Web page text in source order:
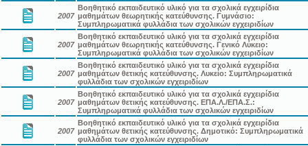
2007
Βοηθητικό εκπαιδευτικό υλικό για τα σχολικά εγχειρίδια
μαθημάτων θεωρητικής κατεύθυνσης. Γυμνάσιο:
Συμπληρωματικά φυλλάδια των σχολικών εγχειριδίων
2007
Βοηθητικό εκπαιδευτικό υλικό για τα σχολικά εγχειρίδια
μαθημάτων θεωρητικής κατεύθυνσης. Γενικό Λύκειο:
Συμπληρωματικά φυλλάδια των σχολικών εγχειριδίων
2007
Βοηθητικό εκπαιδευτικό υλικό για τα σχολικά εγχειρίδια
μαθημάτων θετικής κατεύθυνσης. Λυκείο: Συμπληρωματικά
φυλλάδια των σχολικών εγχειριδίων
2007
Βοηθητικό εκπαιδευτικό υλικό για τα σχολικά εγχειρίδια
μαθημάτων θετικής κατεύθυνσης. ΕΠΑ.Λ./ΕΠΑ.Σ.:
Συμπληρωματικά φυλλάδια των σχολικών εγχειριδίων
2007
Βοηθητικό εκπαιδευτικό υλικό για τα σχολικά εγχειρίδια
μαθημάτων θετικής κατεύθυνσης. Δημοτικό: Συμπληρωματικά
φυλλάδια των σχολικών εγχειριδίων